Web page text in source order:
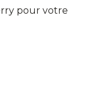
pour votre